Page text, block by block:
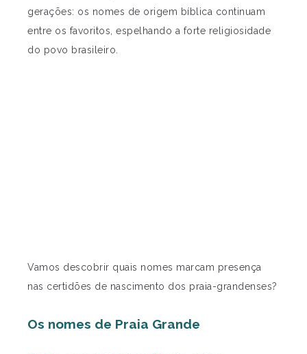
gerações: os nomes de origem bíblica continuam
entre os favoritos, espelhando a forte religiosidade
do povo brasileiro.
Vamos descobrir quais nomes marcam presença
nas certidões de nascimento dos praia-grandenses?
Os nomes de Praia Grande